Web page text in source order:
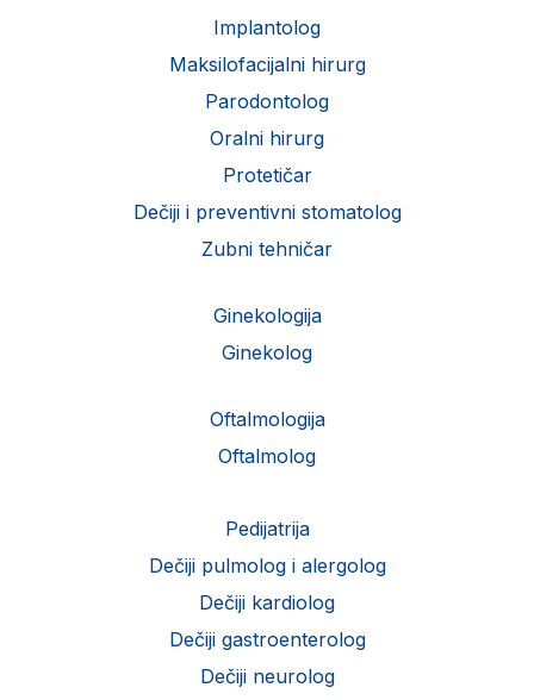
Implantolog
Maksilofacijalni hirurg
Parodontolog
Oralni hirurg
Protetičar
Dečiji i preventivni stomatolog
Zubni tehničar
Ginekologija
Ginekolog
Oftalmologija
Oftalmolog
Pedijatrija
Dečiji pulmolog i alergolog
Dečiji kardiolog
Dečiji gastroenterolog
Dečiji neurolog